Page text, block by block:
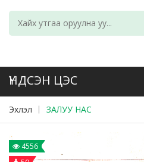
Эхлэл ЗАЛУУ НАС
4556